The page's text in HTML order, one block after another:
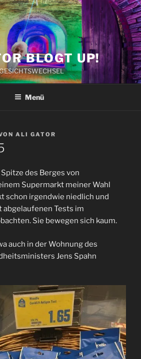
BLOGT UP!
Menü
ALI GATOR
des Berges von
Supermarkt meiner Wahl
schon irgendwie niedlich und
abgelaufenen Tests im
Sie bewegen sich kaum.
auch in der Wohnung des
Jens Spahn